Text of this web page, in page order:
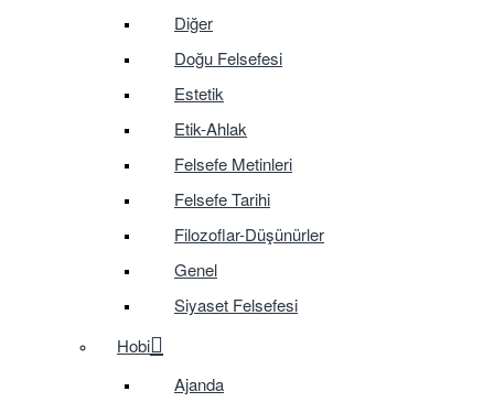
Diğer
Doğu Felsefesi
Estetik
Etik-Ahlak
Felsefe Metinleri
Felsefe Tarihi
Filozoflar-Düşünürler
Genel
Siyaset Felsefesi
Hobi
Ajanda